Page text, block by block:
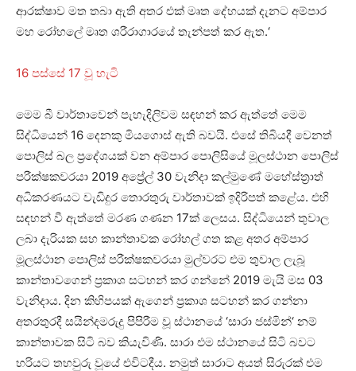
ආරක්ෂාව මත තබා ඇති අතර එක් මෘත දේහයක් දැනට අම්පාර
මහ රෝහලේ මෘත ශරීරාගාරයේ තැන්පත් කර ඇත.‘
16 පස්සේ 17 වූ හැටි
මෙම බී වාර්තාවෙන් පැහැදිලිවම සඳහන් කර ඇත්තේ මෙම
සිද්ධියෙන් 16 දෙනකු මියගොස් ඇති බවයි. එසේ තිබියදී වෙනත්
පොලිස් බල ප්‍රදේශයක් වන අම්පාර පොලිසියේ මූලස්ථාන පොලිස්
පරීක්ෂකවරයා 2019 අප්‍රේල් 30 වැනිදා කල්මුණේ මහේස්ත්‍රාත්
අධිකරණයට වැඩිදුර තොරතුරු වාර්තාවක් ඉදිරිපත් කළේය. එහි
සඳහන් වී ඇත්තේ මරණ ගණන 17ක් ලෙසය. සිද්ධියෙන් තුවාල
ලබා දැරියක සහ කාන්තාවක රෝහල් ගත කළ අතර අම්පාර
මූලස්ථාන පොලිස් පරීක්ෂකවරයා මුල්වරට එම තුවාල ලැබූ
කාන්තාවගෙන් ප්‍රකාශ සටහන් කර ගන්නේ 2019 මැයි මස 03
වැනිදාය. දින කිහිපයක් ඇගෙන් ප්‍රකාශ සටහන් කර ගන්නා
අතරතුරදී සයින්දමරුදු පිපිරීම වූ ස්ථානයේ ‘සාරා ජස්මින්‘ නම්
කාන්තාවක සිටි බව කියැවිණි. සාරා එම ස්ථානයේ සිටි බවට
හරියට තහවුරු වූයේ එවිටදීය. නමුත් සාරාට අයත් සිරුරක් එම